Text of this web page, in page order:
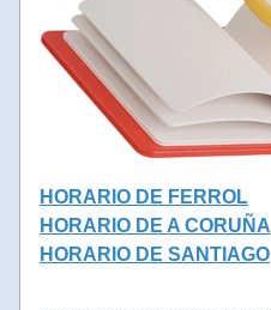
HORARIO DE FERROL
HORARIO DE A CORUÑA
HORARIO DE SANTIAGO